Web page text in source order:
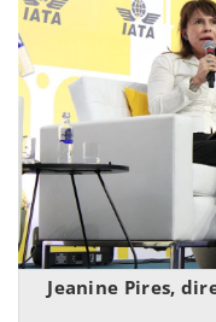
Jeanine Pires,